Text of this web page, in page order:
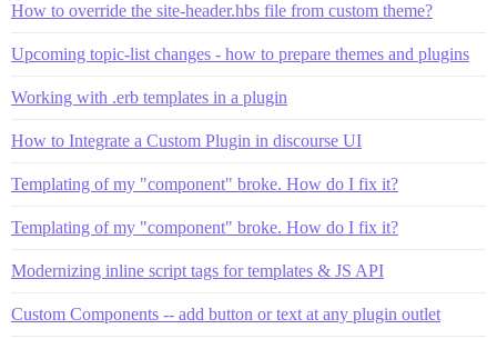
How to override the site-header.hbs file from custom theme?
Upcoming topic-list changes - how to prepare themes and plugins
Working with .erb templates in a plugin
How to Integrate a Custom Plugin in discourse UI
Templating of my "component" broke. How do I fix it?
Templating of my "component" broke. How do I fix it?
Modernizing inline script tags for templates & JS API
Custom Components -- add button or text at any plugin outlet